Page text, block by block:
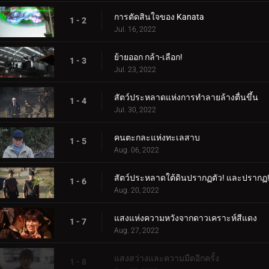
1 - 2 การตัดสินใจของ Kanata
Jul. 16, 2022
1 - 3 ย้ายออก กล้า-เลือก!
Jul. 23, 2022
1 - 4 สัตว์ประหลาดแห่งการทำลายล้างตื่นขึ้น
Jul. 30, 2022
1 - 5 คนตะกละแห่งทะเลสาบ
Aug. 06, 2022
1 - 6 สัตว์ประหลาดใต้ดินปรากฏตัว! และปรากฏ!
Aug. 20, 2022
1 - 7 แสงแห่งความหวังจากดาวเคราะห์สีแดง
Aug. 27, 2022
1 - 8 แสงสว่างและความมืดอีกครั้ง